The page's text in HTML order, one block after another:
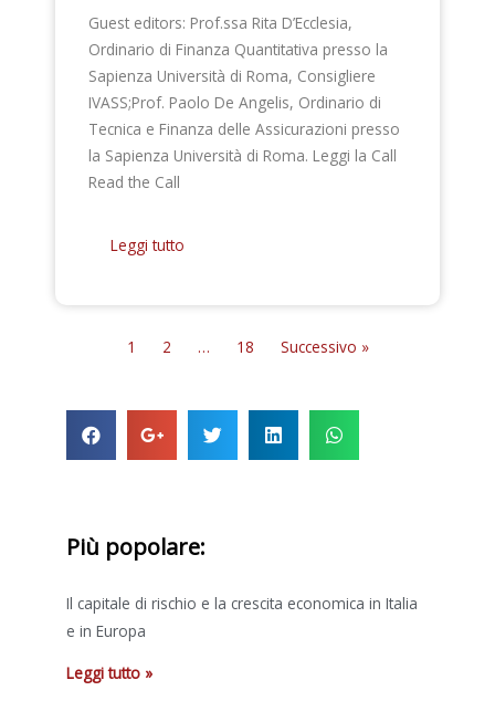
Guest editors: Prof.ssa Rita D’Ecclesia,
Ordinario di Finanza Quantitativa presso la
Sapienza Università di Roma, Consigliere
IVASS;Prof. Paolo De Angelis, Ordinario di
Tecnica e Finanza delle Assicurazioni presso
la Sapienza Università di Roma. Leggi la Call
Read the Call
Leggi tutto
1 2 … 18 Successivo »
Più popolare:
Il capitale di rischio e la crescita economica in Italia
e in Europa
Leggi tutto »